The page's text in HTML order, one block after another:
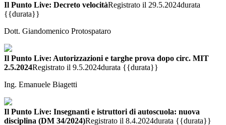
Il Punto Live: Decreto velocitàRegistrato il 29.5.2024durata
{{durata}}
Dott. Giandomenico Protospataro
Il Punto Live: Autorizzazioni e targhe prova dopo circ. MIT
2.5.2024Registrato il 9.5.2024durata {{durata}}
Ing. Emanuele Biagetti
Il Punto Live: Insegnanti e istruttori di autoscuola: nuova
disciplina (DM 34/2024)Registrato il 8.4.2024durata {{durata}}